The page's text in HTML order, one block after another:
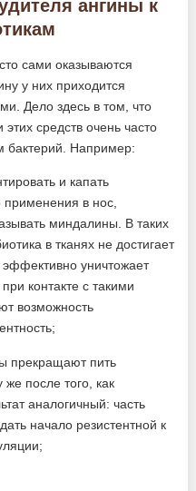
ангины к
сами оказываются
у них приходится
Дело здесь в том, что
средств очень часто
бактерий. Например:
и капать
применения в нос,
миндалины. В таких
в тканях не достигает
уничтожает
контакте с такими
возможность
прекращают пить
же после того, как
аналогичный: часть
начало резистентной к